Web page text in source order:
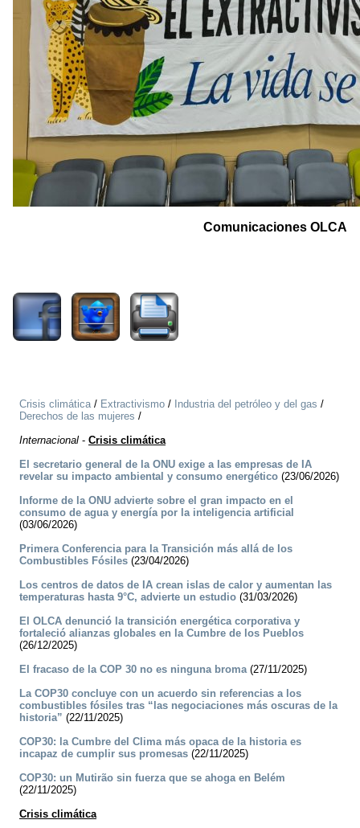
Comunicaciones OLCA
Crisis climática/ Extractivismo / Industria del petróleo y del gas /
Derechos de las mujeres /
Internacional - Crisis climática
El secretario general de la ONU exige a las empresas de IA
revelar su impacto ambiental y consumo energético (23/06/2026)
Informe de la ONU advierte sobre el gran impacto en el
consumo de agua y energía por la inteligencia artificial
(03/06/2026)
Primera Conferencia para la Transición más allá de los
Combustibles Fósiles (23/04/2026)
Los centros de datos de IA crean islas de calor y aumentan las
temperaturas hasta 9°C, advierte un estudio (31/03/2026)
El OLCA denunció la transición energética corporativa y
fortaleció alianzas globales en la Cumbre de los Pueblos
(26/12/2025)
El fracaso de la COP 30 no es ninguna broma(27/11/2025)
La COP30 concluye con un acuerdo sin referencias a los
combustibles fósiles tras “las negociaciones más oscuras de la
historia” (22/11/2025)
COP30: la Cumbre del Clima más opaca de la historia es
incapaz de cumplir sus promesas (22/11/2025)
COP30: un Mutirão sin fuerza que se ahoga en Belém
(22/11/2025)
Crisis climática